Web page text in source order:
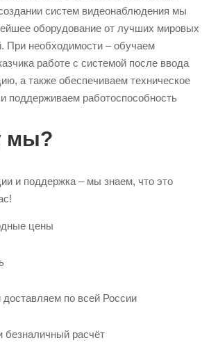
систем видеонаблюдения мы
оборудование от лучших мировых
При необходимости – обучаем
работе с системой после ввода
а также обеспечиваем техническое
поддерживаем работоспособность
мы?
и поддержка – мы знаем, что это
цены
по всей России
безналичный расчёт